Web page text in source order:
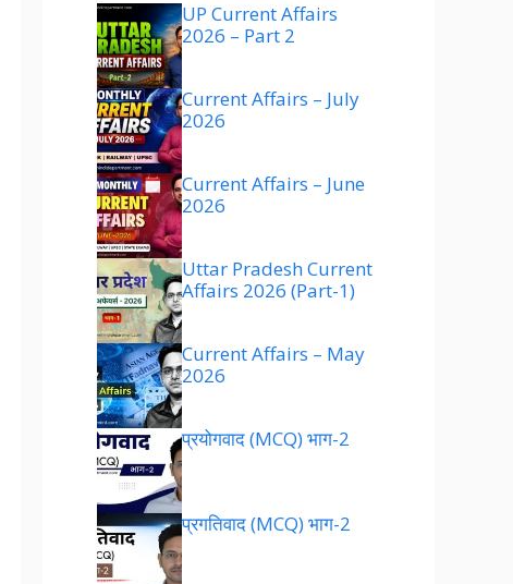
UP Current Affairs
2026 – Part 2
Current Affairs – July
2026
Current Affairs – June
2026
Uttar Pradesh Current
Affairs 2026 (Part-1)
Current Affairs – May
2026
प्रयोगवाद (MCQ) भाग-2
प्रगतिवाद (MCQ) भाग-2